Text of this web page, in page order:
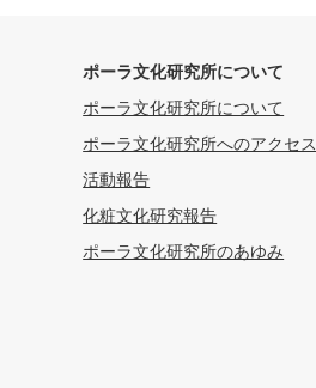
ポーラ文化研究所について
ポーラ文化研究所について
ポーラ文化研究所へのアクセス
活動報告
化粧文化研究報告
ポーラ文化研究所のあゆみ